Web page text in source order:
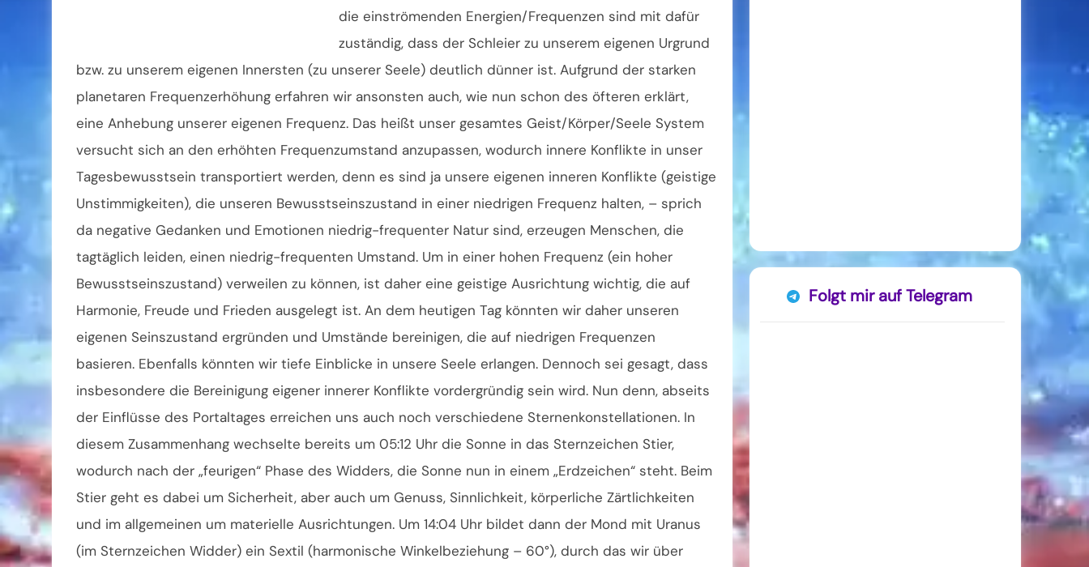
die einströmenden Energien/Frequenzen sind mit dafür
zuständig, dass der Schleier zu unserem eigenen Urgrund
bzw. zu unserem eigenen Innersten (zu unserer Seele) deutlich dünner ist. Aufgrund der starken
planetaren Frequenzerhöhung erfahren wir ansonsten auch, wie nun schon des öfteren erklärt,
eine Anhebung unserer eigenen Frequenz. Das heißt unser gesamtes Geist/Körper/Seele System
versucht sich an den erhöhten Frequenzumstand anzupassen, wodurch innere Konflikte in unser
Tagesbewusstsein transportiert werden, denn es sind ja unsere eigenen inneren Konflikte (geistige
Unstimmigkeiten), die unseren Bewusstseinszustand in einer niedrigen Frequenz halten, – sprich
da negative Gedanken und Emotionen niedrig-frequenter Natur sind, erzeugen Menschen, die
tagtäglich leiden, einen niedrig-frequenten Umstand. Um in einer hohen Frequenz (ein hoher
Bewusstseinszustand) verweilen zu können, ist daher eine geistige Ausrichtung wichtig, die auf
Harmonie, Freude und Frieden ausgelegt ist. An dem heutigen Tag könnten wir daher unseren
eigenen Seinszustand ergründen und Umstände bereinigen, die auf niedrigen Frequenzen
basieren. Ebenfalls könnten wir tiefe Einblicke in unsere Seele erlangen. Dennoch sei gesagt, dass
insbesondere die Bereinigung eigener innerer Konflikte vordergründig sein wird. Nun denn, abseits
der Einflüsse des Portaltages erreichen uns auch noch verschiedene Sternenkonstellationen. In
diesem Zusammenhang wechselte bereits um 05:12 Uhr die Sonne in das Sternzeichen Stier,
wodurch nach der „feurigen“ Phase des Widders, die Sonne nun in einem „Erdzeichen“ steht. Beim
Stier geht es dabei um Sicherheit, aber auch um Genuss, Sinnlichkeit, körperliche Zärtlichkeiten
und im allgemeinen um materielle Ausrichtungen. Um 14:04 Uhr bildet dann der Mond mit Uranus
(im Sternzeichen Widder) ein Sextil (harmonische Winkelbeziehung – 60°), durch das wir über
Folgt mir auf Telegram